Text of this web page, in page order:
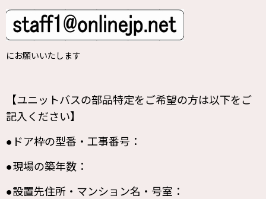
にお願いいたします
【ユニットバスの部品特定をご希望の方は以下をご
記入ください】
●ドア枠の型番・工事番号：
●現場の築年数：
●設置先住所・マンション名・号室：